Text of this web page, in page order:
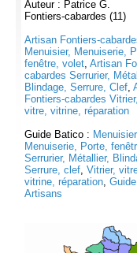
Auteur : Patrice G.
Fontiers-cabardes (11)
Artisan Fontiers-
Menuisier, Menuiserie,
fenêtre, volet, Artisan
cabardes Serrurier,
Blindage, Serrure, Clef,
Fontiers-cabardes
vitre, vitrine, réparation
Guide Batico :
Menuiserie, Porte,
Serrurier, Métallier,
Serrure, clef, Vitrier,
vitrine, réparation,
Artisans